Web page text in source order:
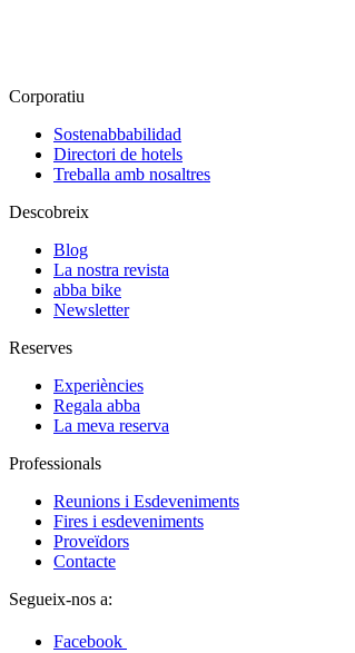
Corporatiu
Sostenabbabilidad
Directori de hotels
Treballa amb nosaltres
Descobreix
Blog
La nostra revista
abba bike
Newsletter
Reserves
Experiències
Regala abba
La meva reserva
Professionals
Reunions i Esdeveniments
Fires i esdeveniments
Proveïdors
Contacte
Segueix-nos a:
Facebook